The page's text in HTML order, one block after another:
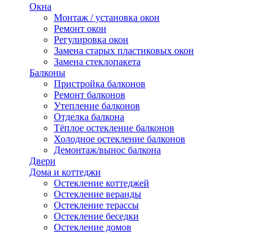
Окна
Монтаж / установка окон
Ремонт окон
Регулировка окон
Замена старых пластиковых окон
Замена стеклопакета
Балконы
Пристройка балконов
Ремонт балконов
Утепление балконов
Отделка балкона
Тёплое остекление балконов
Холодное остекление балконов
Демонтаж/вынос балкона
Двери
Дома и коттеджи
Остекление коттеджей
Остекление веранды
Остекление терассы
Остекление беседки
Остекление домов